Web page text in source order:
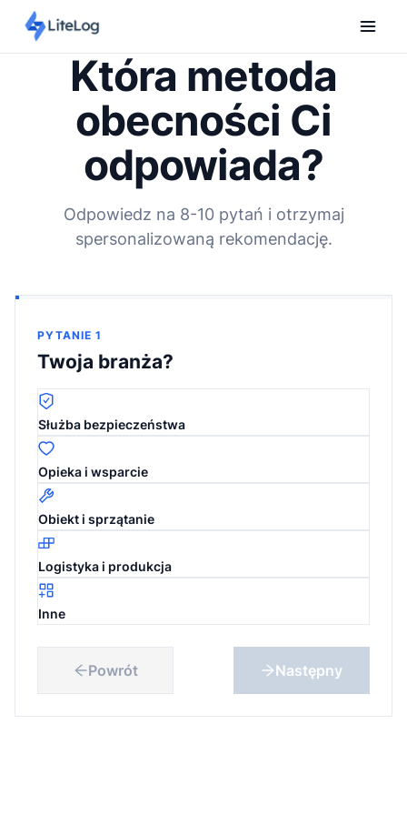
Która metoda
obecności Ci
odpowiada?
Odpowiedz na 8-10 pytań i otrzymaj
spersonalizowaną rekomendację.
PYTANIE 1
Twoja branża?
Służba bezpieczeństwa
Opieka i wsparcie
Obiekt i sprzątanie
Logistyka i produkcja
Inne
Powrót Następny